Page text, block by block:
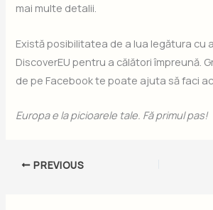
mai multe detalii.
Există posibilitatea de a lua legătura cu
DiscoverEU pentru a călători împreună.
de pe Facebook te poate ajuta să faci
Europa e la picioarele tale. Fă primul pas!
PREVIOUS